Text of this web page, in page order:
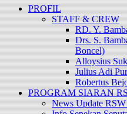
PROFIL
STAFF & CREW
RD. Y.
Drs. S.
Boncel)
Alloysius
Julius Adi
Robertus
PROGRAM SIARAN
News Update